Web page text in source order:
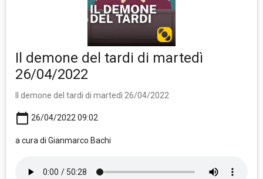
Il demone del tardi di martedì
26/04/2022
Il demone del tardi di martedì 26/04/2022
calendar_today 26/04/2022 09:02
a cura di Gianmarco Bachi